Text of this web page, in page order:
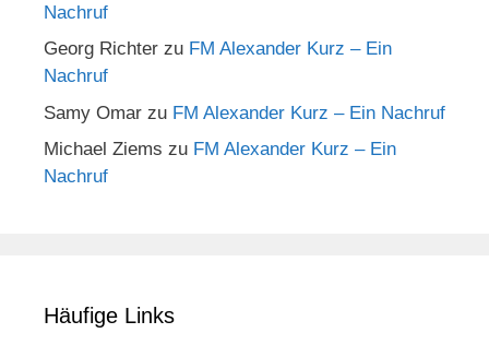
Nachruf
Georg Richter zu FM Alexander Kurz – Ein
Nachruf
Samy Omar zu FM Alexander Kurz – Ein Nachruf
Michael Ziems zu FM Alexander Kurz – Ein
Nachruf
Häufige Links